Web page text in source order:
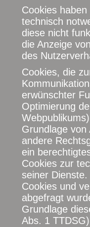
Cookies
technisch
diese nicht
die Anzeige
des
Cookies, die
erwünschter
Optimierung
Grundlage
andere
ein
Cookies zur
seiner
Cookies und
abgefragt
Grundlage
Abs. 1